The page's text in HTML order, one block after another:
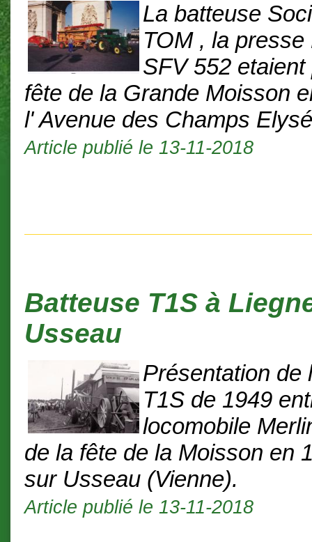
La batteuse
TOM , la
SFV 552
fête de la Grande Moisson
l' Avenue des Champs
Article publié le 13-11-2018
Batteuse T1S à
Usseau
Présentation de
T1S de 1949
locomobile
de la fête de la Moisson en
sur Usseau (Vienne).
Article publié le 13-11-2018